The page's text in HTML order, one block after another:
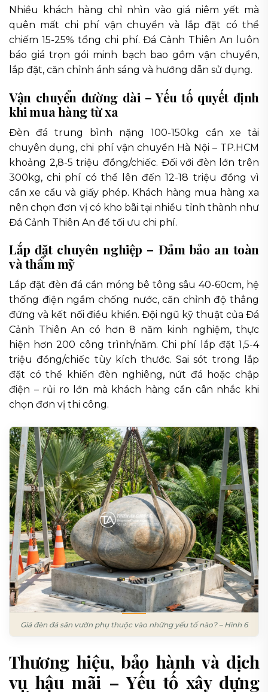
Nhiều khách hàng chỉ nhìn vào giá niêm yết mà
quên mất chi phí vận chuyển và lắp đặt có thể
chiếm 15-25% tổng chi phí. Đá Cảnh Thiên An luôn
báo giá trọn gói minh bạch bao gồm vận chuyển,
lắp đặt, căn chỉnh ánh sáng và hướng dẫn sử dụng.
Vận chuyển đường dài – Yếu tố quyết định
khi mua hàng từ xa
Đèn đá trung bình nặng 100-150kg cần xe tải
chuyên dụng, chi phí vận chuyển Hà Nội – TP.HCM
khoảng 2,8-5 triệu đồng/chiếc. Đối với đèn lớn trên
300kg, chi phí có thể lên đến 12-18 triệu đồng vì
cần xe cẩu và giấy phép. Khách hàng mua hàng xa
nên chọn đơn vị có kho bãi tại nhiều tỉnh thành như
Đá Cảnh Thiên An để tối ưu chi phí.
Lắp đặt chuyên nghiệp – Đảm bảo an toàn
và thẩm mỹ
Lắp đặt đèn đá cần móng bê tông sâu 40-60cm, hệ
thống điện ngầm chống nước, căn chỉnh độ thẳng
đứng và kết nối điều khiển. Đội ngũ kỹ thuật của Đá
Cảnh Thiên An có hơn 8 năm kinh nghiệm, thực
hiện hơn 200 công trình/năm. Chi phí lắp đặt 1,5-4
triệu đồng/chiếc tùy kích thước. Sai sót trong lắp
đặt có thể khiến đèn nghiêng, nứt đá hoặc chập
điện – rủi ro lớn mà khách hàng cần cân nhắc khi
chọn đơn vị thi công.
Giá đèn đá sân vườn phụ thuộc vào những yếu tố nào? – Hình 6
Thương hiệu, bảo hành và dịch
vụ hậu mãi – Yếu tố xây dựng